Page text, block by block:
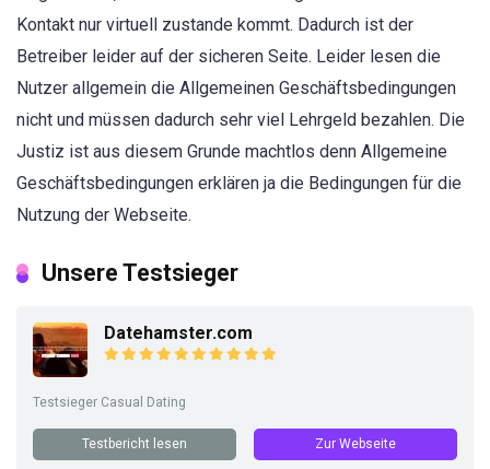
Kontakt nur virtuell zustande kommt. Dadurch ist der
Betreiber leider auf der sicheren Seite. Leider lesen die
Nutzer allgemein die Allgemeinen Geschäftsbedingungen
nicht und müssen dadurch sehr viel Lehrgeld bezahlen. Die
Justiz ist aus diesem Grunde machtlos denn Allgemeine
Geschäftsbedingungen erklären ja die Bedingungen für die
Nutzung der Webseite.
Unsere Testsieger
Datehamster.com
Testsieger Casual Dating
Testbericht lesen Zur Webseite